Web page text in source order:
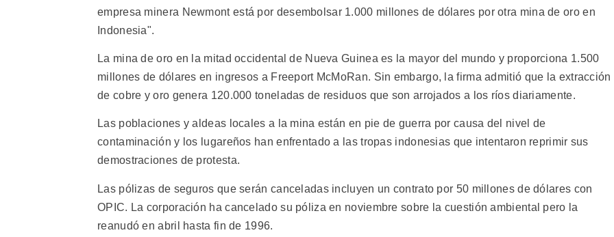
empresa minera Newmont está por desembolsar 1.000 millones de dólares por otra mina de oro en
Indonesia".
La mina de oro en la mitad occidental de Nueva Guinea es la mayor del mundo y proporciona 1.500
millones de dólares en ingresos a Freeport McMoRan. Sin embargo, la firma admitió que la extracción
de cobre y oro genera 120.000 toneladas de residuos que son arrojados a los ríos diariamente.
Las poblaciones y aldeas locales a la mina están en pie de guerra por causa del nivel de
contaminación y los lugareños han enfrentado a las tropas indonesias que intentaron reprimir sus
demostraciones de protesta.
Las pólizas de seguros que serán canceladas incluyen un contrato por 50 millones de dólares con
OPIC. La corporación ha cancelado su póliza en noviembre sobre la cuestión ambiental pero la
reanudó en abril hasta fin de 1996.